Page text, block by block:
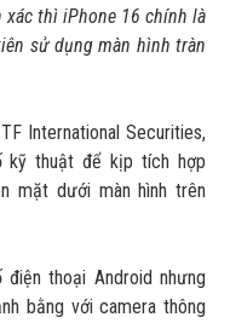
thì iPhone 16 chính là
sử dụng màn hình tràn
International Securities,
kỹ thuật để kịp tích hợp
mặt dưới màn hình trên
thoại Android nhưng
bằng với camera thông